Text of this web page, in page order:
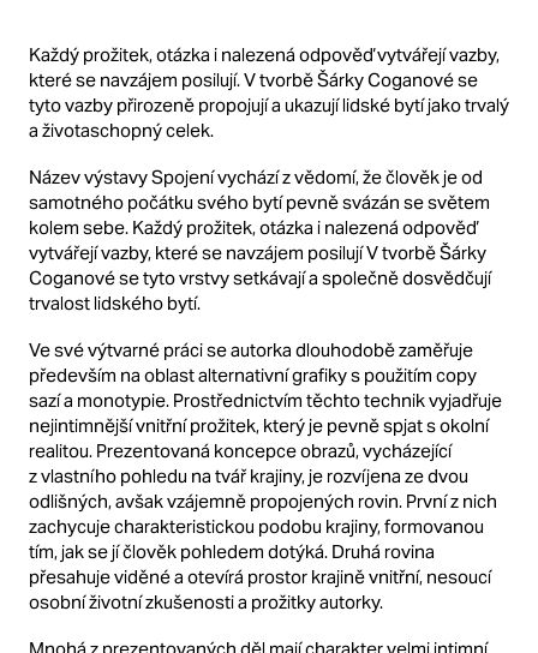
Každý prožitek, otázka i nalezená odpověď vytvářejí vazby,
které se navzájem posilují. V tvorbě Šárky Coganové se
tyto vazby přirozeně propojují a ukazují lidské bytí jako trvalý
a životaschopný celek.
Název výstavy Spojení vychází z vědomí, že člověk je od
samotného počátku svého bytí pevně svázán se světem
kolem sebe. Každý prožitek, otázka i nalezená odpověď
vytvářejí vazby, které se navzájem posilují V tvorbě Šárky
Coganové se tyto vrstvy setkávají a společně dosvědčují
trvalost lidského bytí.
Ve své výtvarné práci se autorka dlouhodobě zaměřuje
především na oblast alternativní grafiky s použitím copy
sazí a monotypie. Prostřednictvím těchto technik vyjadřuje
nejintimnější vnitřní prožitek, který je pevně spjat s okolní
realitou. Prezentovaná koncepce obrazů, vycházející
z vlastního pohledu na tvář krajiny, je rozvíjena ze dvou
odlišných, avšak vzájemně propojených rovin. První z nich
zachycuje charakteristickou podobu krajiny, formovanou
tím, jak se jí člověk pohledem dotýká. Druhá rovina
přesahuje viděné a otevírá prostor krajině vnitřní, nesoucí
osobní životní zkušenosti a prožitky autorky.